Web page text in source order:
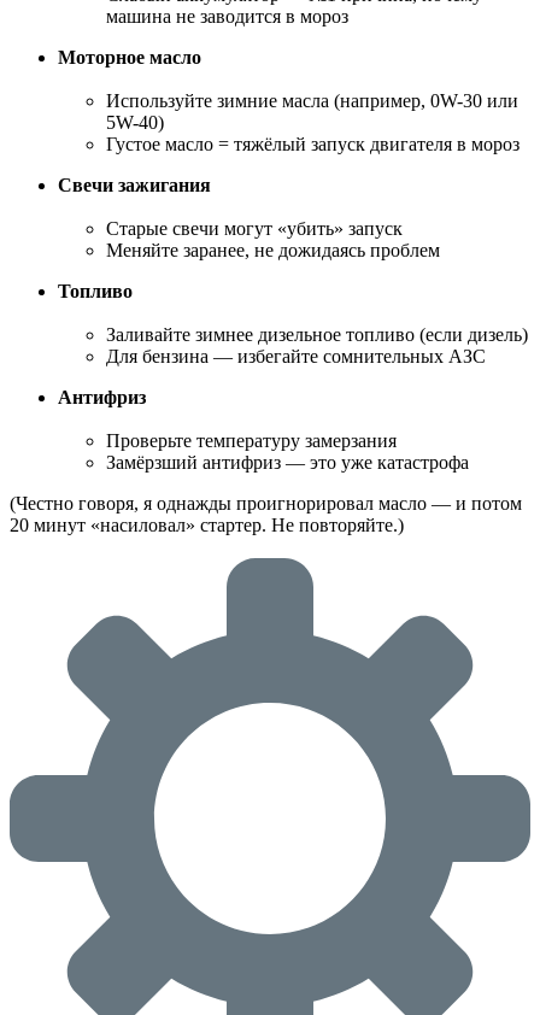
машина не заводится в мороз
Моторное масло
Используйте зимние масла (например, 0W-30 или
5W-40)
Густое масло = тяжёлый запуск двигателя в мороз
Свечи зажигания
Старые свечи могут «убить» запуск
Меняйте заранее, не дожидаясь проблем
Топливо
Заливайте зимнее дизельное топливо (если дизель)
Для бензина — избегайте сомнительных АЗС
Антифриз
Проверьте температуру замерзания
Замёрзший антифриз — это уже катастрофа
(Честно говоря, я однажды проигнорировал масло — и потом
20 минут «насиловал» стартер. Не повторяйте.)